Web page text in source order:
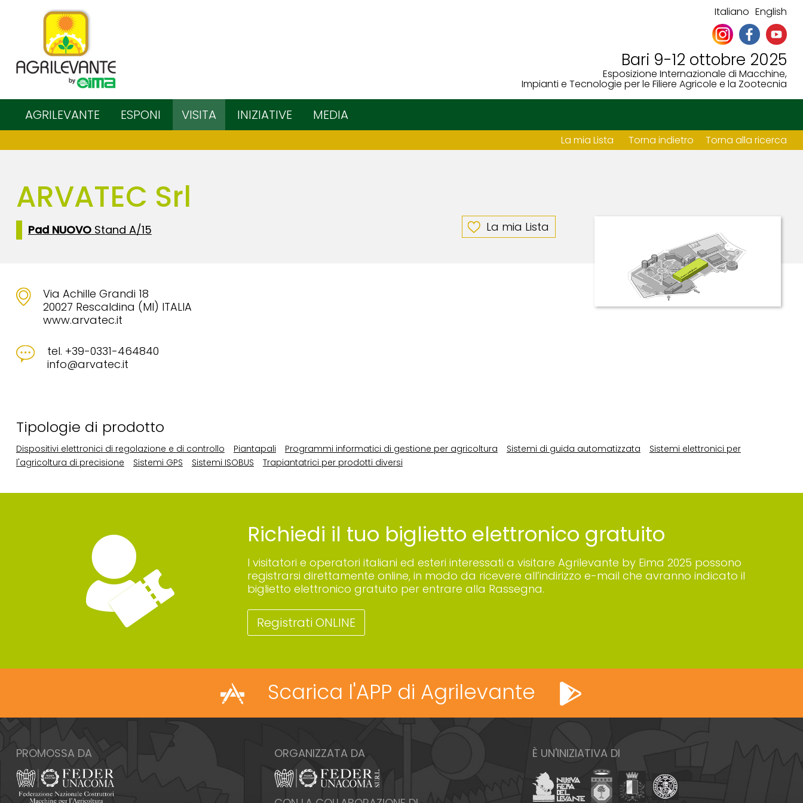
Italiano English
Bari 9-12 ottobre 2025
Esposizione Internazionale di Macchine,
Impianti e Tecnologie per le Filiere Agricole e la Zootecnia
AGRILEVANTE ESPONI VISITA INIZIATIVE MEDIA
La mia Lista Torna indietro Torna alla ricerca
ARVATEC Srl
Pad NUOVOStand A/15 La mia Lista
Via Achille Grandi 18
20027 Rescaldina (MI) ITALIA
www.arvatec.it
tel. +39-0331-464840
info@arvatec.it
Tipologie di prodotto
Dispositivi elettronici di regolazione e di controllo Piantapali Programmi informatici di gestione per agricoltura Sistemi di guida automatizzata
Sistemi elettronici per
l'agricoltura di precisione
Sistemi GPS Sistemi ISOBUS Trapiantatrici per prodotti diversi
Richiedi il tuo biglietto elettronico gratuito
I visitatori e operatori italiani ed esteri interessati a visitare Agrilevante by Eima 2025 possono
registrarsi direttamente online, in modo da ricevere all’indirizzo e-mail che avranno indicato il
biglietto elettronico gratuito per entrare alla Rassegna.
Registrati ONLINE
Scarica l'APP di Agrilevante
PROMOSSA DA ORGANIZZATA DA È UN'INIZIATIVA DI